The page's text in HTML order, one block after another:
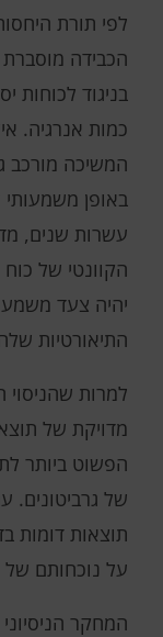
לפי תורת
הכבידה
בניגוד לכוחות
כמות אנרגיה.
המשיכה מורכב
באופן
עשרות שנים,
הקוונטי של כוח
יהיה צעד
התיאורטיות
למרות
מדויקת של
הפשוט ביותר
של גרביטונים.
תוצאות דומות
על נוכחותם של
המחקר